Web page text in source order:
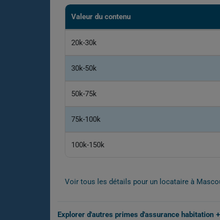
Valeur du contenu
20k-30k
30k-50k
50k-75k
75k-100k
100k-150k
Voir tous les détails pour un locataire à
Explorer d'autres primes d'assurance habitation